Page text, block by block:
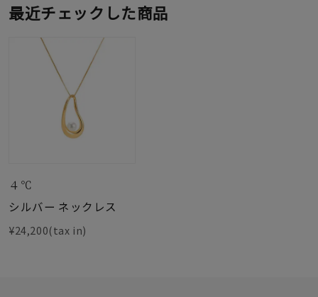
最近チェックした商品
４℃
シルバー ネックレス
¥24,200(tax in)